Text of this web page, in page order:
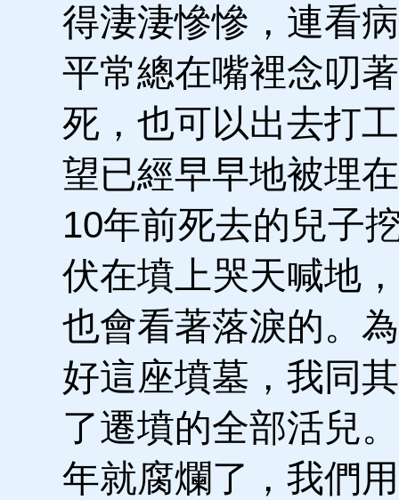
得淒淒慘慘，連看
平常總在嘴裡念叨
死，也可以出去打
望已經早早地被埋
10年前死去的兒子
伏在墳上哭天喊地
也會看著落淚的。
好這座墳墓，我同
了遷墳的全部活兒
年就腐爛了，我們